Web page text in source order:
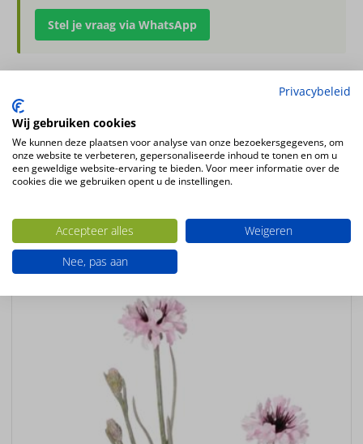
Stel je vraag via WhatsApp
Dahlia spray beauty 60cm
Kleur
beauty
Bloemsoort
Ook interessant
Privacybeleid
Wij gebruiken cookies
We kunnen deze plaatsen voor analyse van onze bezoekersgegevens, om
onze website te verbeteren, gepersonaliseerde inhoud te tonen en om u
een geweldige website-ervaring te bieden. Voor meer informatie over de
cookies die we gebruiken opent u de instellingen.
Accepteer alles
Weigeren
Nee, pas aan